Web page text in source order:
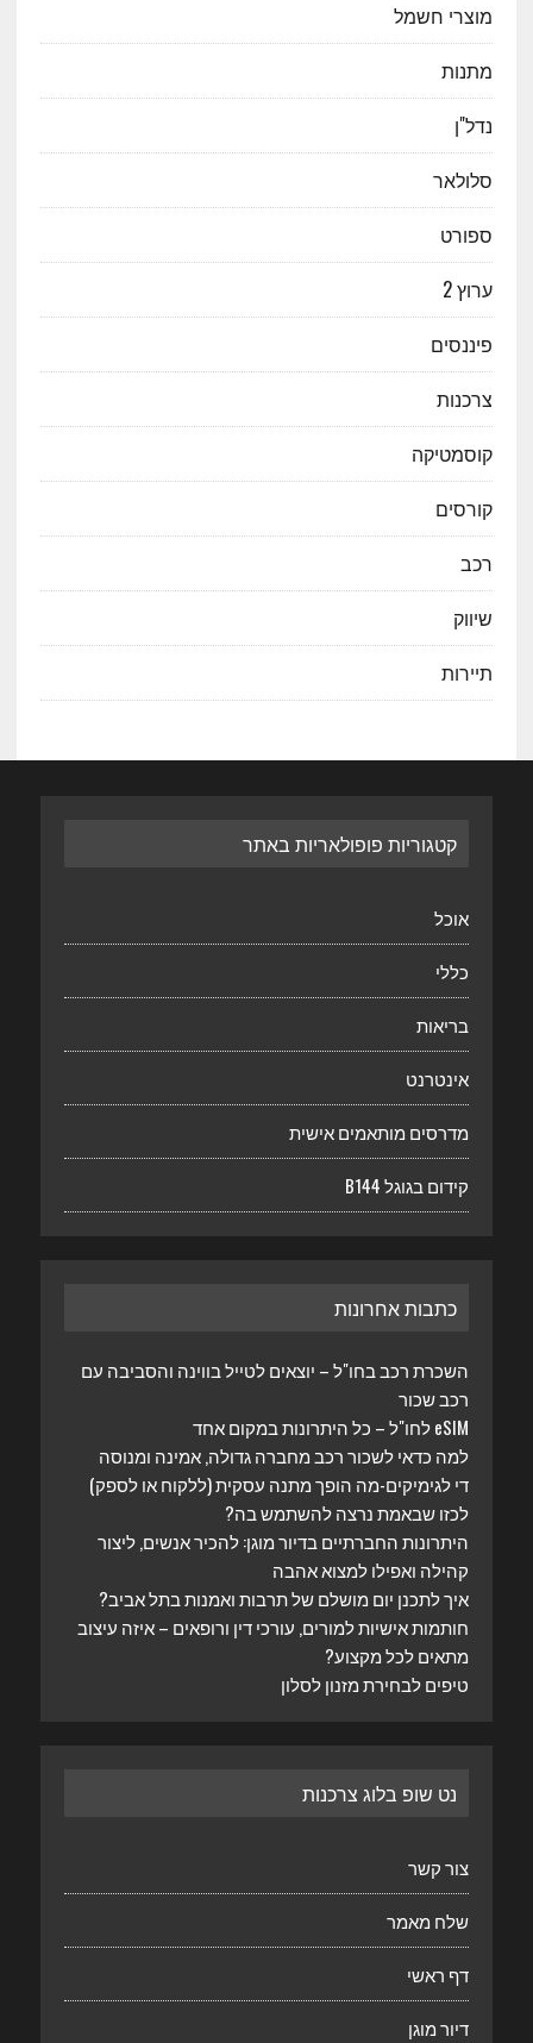
מוצרי חשמל
מתנות
נדל"ן
סלולאר
ספורט
ערוץ 2
פיננסים
צרכנות
קוסמטיקה
קורסים
רכב
שיווק
תיירות
קטגוריות פופולאריות באתר
אוכל
כללי
בריאות
אינטרנט
מדרסים מותאמים אישית
קידום בגוגל B144
כתבות אחרונות
השכרת רכב בחו"ל – יוצאים לטייל בווינה והסביבה עם
רכב שכור
eSIM לחו"ל – כל היתרונות במקום אחד
למה כדאי לשכור רכב מחברה גדולה, אמינה ומנוסה
די לגימיקים-מה הופך מתנה עסקית (ללקוח או לספק)
לכזו שבאמת נרצה להשתמש בה?
היתרונות החברתיים בדיור מוגן: להכיר אנשים, ליצור
קהילה ואפילו למצוא אהבה
איך לתכנן יום מושלם של תרבות ואמנות בתל אביב?
חותמות אישיות למורים, עורכי דין ורופאים – איזה עיצוב
מתאים לכל מקצוע?
טיפים לבחירת מזנון לסלון
נט שופ בלוג צרכנות
צור קשר
שלח מאמר
דף ראשי
דיור מוגן